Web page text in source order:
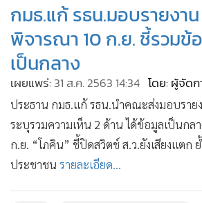
• ท่องเที่ยว
• กีฬา
• ต่างประเทศ
• Special Scoop
• เศรษฐกิจ-ธุรกิจ
• จีน
• ชุมชน-คุณภาพชีวิต
• อาชญากรรม
• Motoring
กมธ.แก้ รธน.มอบรายงาน
พิจารณา 10 ก.ย. ชี้รวมข้
เป็นกลาง
เผยแพร่: 31 ส.ค. 2563 14:34 โดย: ผู้จัด
ประธาน กมธ.แก้ รธน.นำคณะส่งมอบราย
ระบุรวมความเห็น 2 ด้าน ได้ข้อมูลเป็นกล
ก.ย. “โภคิน” ชี้ปิดสวิตช์ ส.ว.ยังเสียงแตก
ประชาชน รายละเอียด...